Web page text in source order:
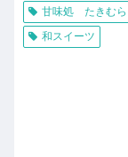
甘味処 たきむら
和スイーツ